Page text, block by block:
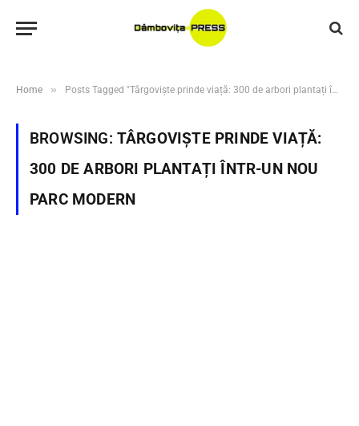
Home » Posts Tagged "Târgoviște prinde viață: 300 de arbori plantați într-un nou parc modern"
BROWSING: TÂRGOVIȘTE PRINDE VIAȚĂ:
300 DE ARBORI PLANTAȚI ÎNTR-UN NOU
PARC MODERN